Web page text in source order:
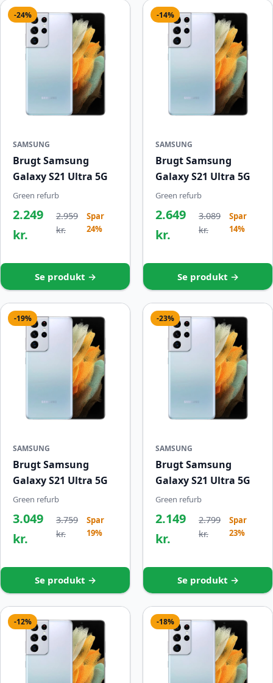
-24%
SAMSUNG
Brugt Samsung
Galaxy S21 Ultra 5G
Green refurb
2.249
kr.
2.959
kr.
Spar
24%
Se produkt →
-14%
SAMSUNG
Brugt Samsung
Galaxy S21 Ultra 5G
Green refurb
2.649
kr.
3.089
kr.
Spar
14%
Se produkt →
-19%
SAMSUNG
Brugt Samsung
Galaxy S21 Ultra 5G
Green refurb
3.049
kr.
3.759
kr.
Spar
19%
Se produkt →
-23%
SAMSUNG
Brugt Samsung
Galaxy S21 Ultra 5G
Green refurb
2.149
kr.
2.799
kr.
Spar
23%
Se produkt →
-12% -18%